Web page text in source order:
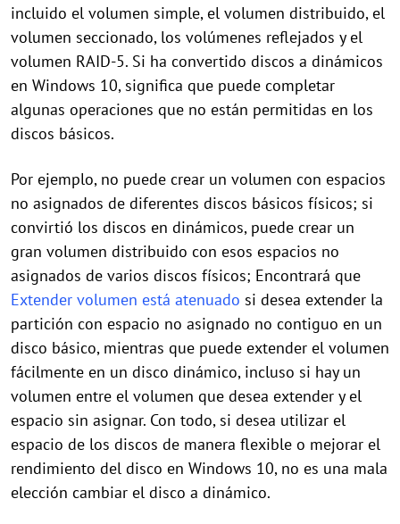
incluido el volumen simple, el volumen distribuido, el
volumen seccionado, los volúmenes reflejados y el
volumen RAID-5. Si ha convertido discos a dinámicos
en Windows 10, significa que puede completar
algunas operaciones que no están permitidas en los
discos básicos.
Por ejemplo, no puede crear un volumen con espacios
no asignados de diferentes discos básicos físicos; si
convirtió los discos en dinámicos, puede crear un
gran volumen distribuido con esos espacios no
asignados de varios discos físicos; Encontrará que
Extender volumen está atenuado si desea extender la
partición con espacio no asignado no contiguo en un
disco básico, mientras que puede extender el volumen
fácilmente en un disco dinámico, incluso si hay un
volumen entre el volumen que desea extender y el
espacio sin asignar. Con todo, si desea utilizar el
espacio de los discos de manera flexible o mejorar el
rendimiento del disco en Windows 10, no es una mala
elección cambiar el disco a dinámico.